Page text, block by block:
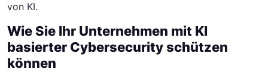
von KI.
Wie Sie Ihr Unternehmen mit KI
basierter Cybersecurity schützen
können